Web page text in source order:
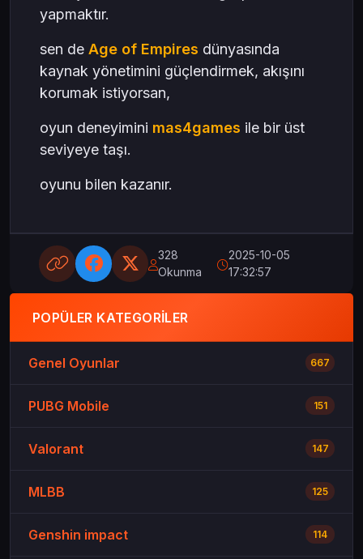
yapmaktır.
sen de Age of Empires dünyasında
kaynak yönetimini güçlendirmek, akışını
korumak istiyorsan,
oyun deneyimini mas4games ile bir üst
seviyeye taşı.
oyunu bilen kazanır.
328
Okunma
2025-10-05
17:32:57
POPÜLER KATEGORILER
Genel Oyunlar 667
PUBG Mobile 151
Valorant 147
MLBB 125
Genshin impact 114